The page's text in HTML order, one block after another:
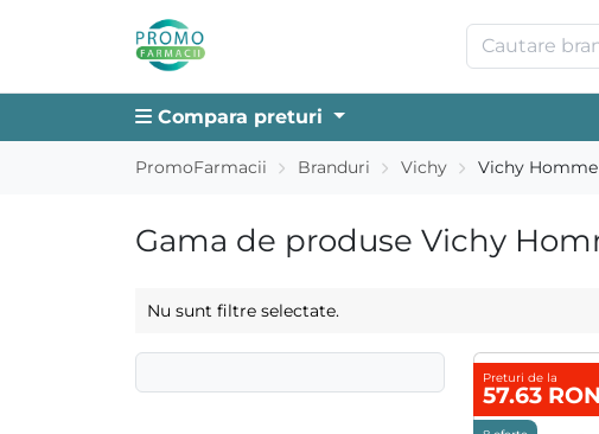
Compara preturi
PromoFarmacii Branduri Vichy Vichy Homme
Gama de produse Vichy
Nu sunt filtre selectate.
Preturi de la
57.63 RON